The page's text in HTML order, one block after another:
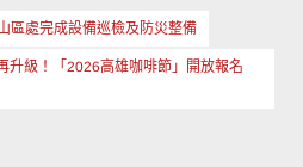
區處完成設備巡檢及防災整備
升級！「2026高雄咖啡節」開放報名